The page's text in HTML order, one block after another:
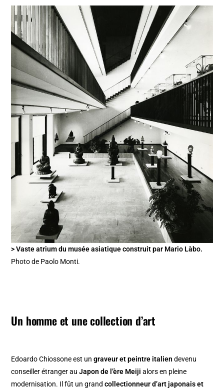
> Vaste atrium du musée asiatique construit par Mario Làbo.
Photo de Paolo Monti.
Un homme et une collection d’art
Edoardo Chiossone est ungraveur et peintre italien devenu
conseiller étranger auJapon de l’ère Meiji alors en pleine
modernisation. Il fût un grandcollectionneur d’art japonais et